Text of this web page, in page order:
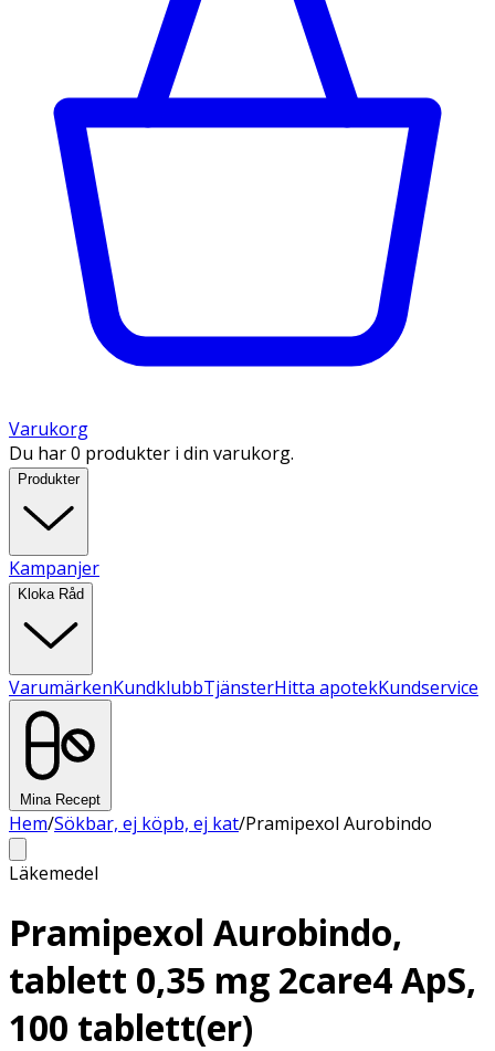
Varukorg
Du har 0 produkter i din varukorg.
Produkter
Kampanjer
Kloka Råd
VarumärkenKundklubbTjänsterHitta apotekKundservice
Mina Recept
Hem/Sökbar, ej köpb, ej kat/Pramipexol Aurobindo
Läkemedel
Pramipexol Aurobindo,
tablett 0,35 mg 2care4 ApS,
100 tablett(er)